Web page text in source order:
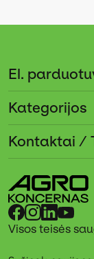
El.
Kategorijos
Kontaktai /
Visos teisės